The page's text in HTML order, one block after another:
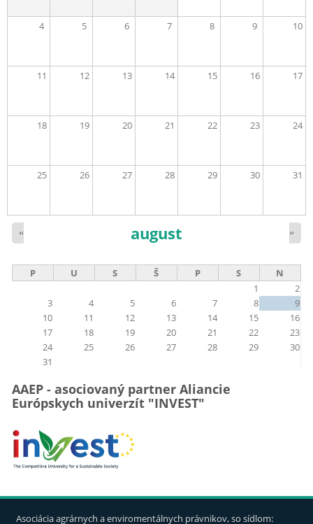
4 5 6 7 8 9 10
11 12 13 14 15 16 17
18 19 20 21 22 23 24
25 26 27 28 29 30 31
august
« »
P U S Š P S
N
1
2
3
4 5 6 7 8
9
10
11 12 13 14 15
16
17
18 19 20 21 22
23
24
25 26 27 28 29
30
31
AAEP - asociovaný partner Aliancie
Európskych univerzít "INVEST"
Asociácia agrárnych a enviromentálnych právnikov, so sídlom: